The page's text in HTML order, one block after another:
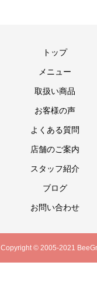
トップ
メニュー
取扱い商品
お客様の声
よくある質問
店舗のご案内
スタッフ紹介
ブログ
お問い合わせ
Copyright © 2005-2021